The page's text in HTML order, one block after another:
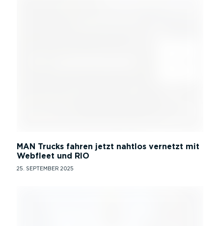
MAN Trucks fahren jetzt nahtlos vernetzt mit
Webfleet und RIO
25. SEPTEMBER 2025